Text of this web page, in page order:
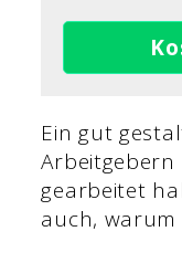
Ein gut
Arbeitgebern
gearbeitet
auch, warum